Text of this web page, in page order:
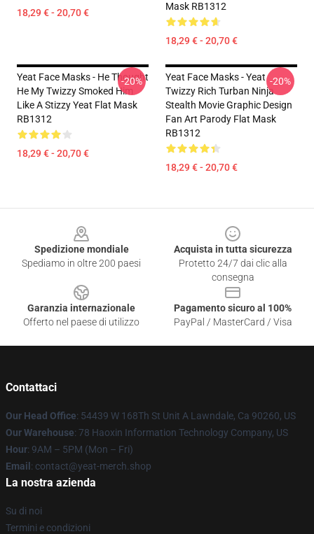
18,29 € - 20,70 €
Mask RB1312
18,29 € - 20,70 €
Yeat Face Masks - He Thought
He My Twizzy Smoked Him
Like A Stizzy Yeat Flat Mask
RB1312
18,29 € - 20,70 €
-20%
Yeat Face Masks - Yeat
Twizzy Rich Turban Ninja
Stealth Movie Graphic Design
Fan Art Parody Flat Mask
RB1312
18,29 € - 20,70 €
-20%
Spedizione mondiale
Spediamo in oltre 200 paesi
Acquista in tutta sicurezza
Protetto 24/7 dai clic alla
consegna
Garanzia internazionale
Offerto nel paese di utilizzo
Pagamento sicuro al 100%
PayPal / MasterCard / Visa
Contattaci
Our Head Office: 54439 W 168Th St Unit A Lawndale, Ca 90260, US
Our Warehouse: 78 Haoxin Information Technology Company, US
Hour: 9AM – 5PM (Mon – Fri)
Email : contact@yeat-merch.shop
La nostra azienda
Su di noi
Termini e condizioni